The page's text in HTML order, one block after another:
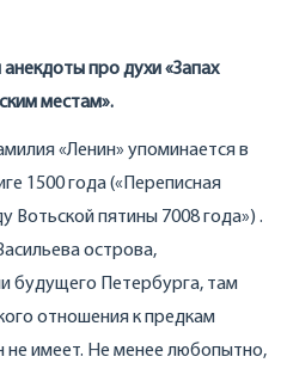
про духи «Запах
местам».
«Ленин» упоминается в
1500 года («Переписная
Вотьской пятины 7008 года») .
острова,
будущего Петербурга, там
отношения к предкам
не имеет. Не менее любопытно,